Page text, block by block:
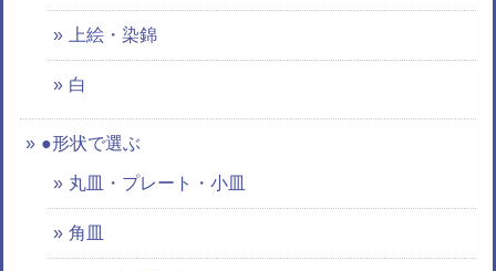
上絵・染錦
白
●形状で選ぶ
丸皿・プレート・小皿
角皿